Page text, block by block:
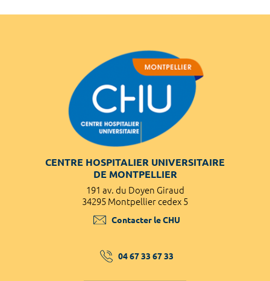
CENTRE HOSPITALIER UNIVERSITAIRE
DE MONTPELLIER
191 av. du Doyen Giraud
34295 Montpellier cedex 5
Contacter le CHU
04 67 33 67 33